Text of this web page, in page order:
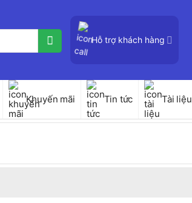
Hỗ trợ khách hàng
Khuyến mãi Tin tức Tài liệu